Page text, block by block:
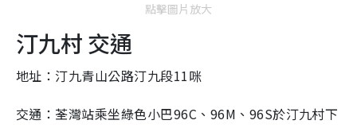
點擊圖片放大
汀九村 交通
地址：汀九青山公路汀九段11咪
交通：荃灣站乘坐綠色小巴96C、96M、96S於汀九村下